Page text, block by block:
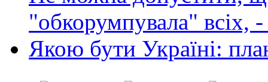
"обкорумпувала" всіх,
Якою бути Україні: